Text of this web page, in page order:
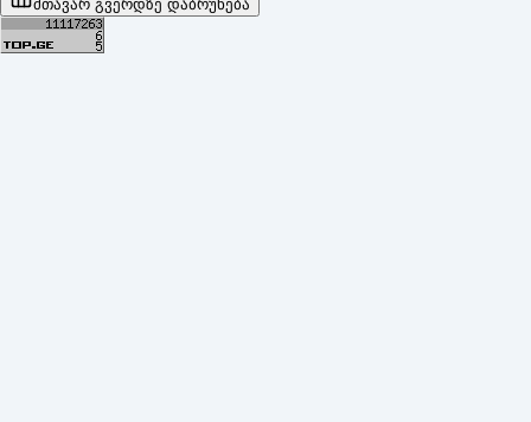
მთავარ გვერდზე დაბრუნება